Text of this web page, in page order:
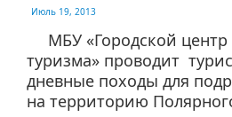
Июль 19, 2013
МБУ «Городской центр
туризма» проводит
дневные походы для
на территорию